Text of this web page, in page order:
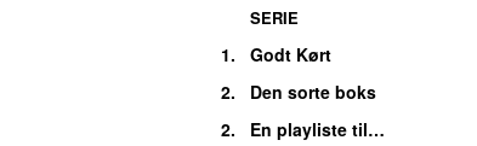
SERIE
1. Godt Kørt
2.
Den sorte boks
2.
En playliste til…